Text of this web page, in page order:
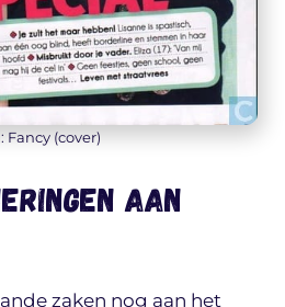
Fancy (cover)
aan
zaken nog aan het